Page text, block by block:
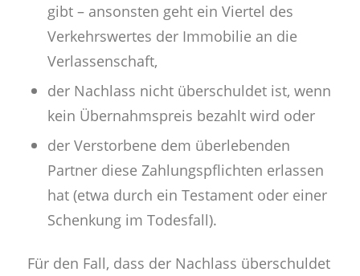
gibt – ansonsten geht ein Viertel des
Verkehrswertes der Immobilie an die
Verlassenschaft,
der Nachlass nicht überschuldet ist, wenn
kein Übernahmspreis bezahlt wird oder
der Verstorbene dem überlebenden
Partner diese Zahlungspflichten erlassen
hat (etwa durch ein Testament oder einer
Schenkung im Todesfall).
Für den Fall, dass der Nachlass überschuldet